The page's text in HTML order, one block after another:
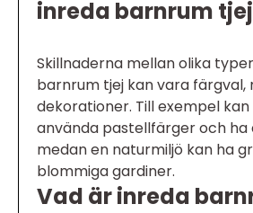
inreda barnrum
Skillnaderna mellan olika
barnrum tjej kan vara färgval,
dekorationer. Till exempel
använda pastellfärger och ha
medan en naturmiljö kan ha
blommiga gardiner.
Vad är inreda